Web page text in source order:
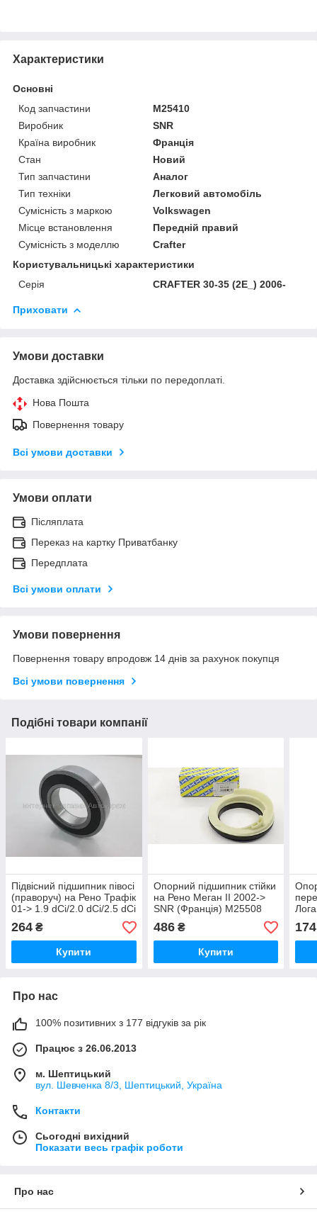
Характеристики
Основні
Код запчастини
M25410
Виробник
SNR
Країна виробник
Франція
Стан
Новий
Тип запчастини
Аналог
Тип техніки
Легковий автомобіль
Сумісність з маркою
Volkswagen
Місце встановлення
Передній правий
Сумісність з моделлю
Crafter
Користувальницькі характеристики
Серія
CRAFTER 30-35 (2E_) 2006-
Приховати
Умови доставки
Доставка здійснюється тільки по передоплаті.
Нова Пошта
Повернення товару
Всі умови доставки
Умови оплати
Післяплата
Переказ на картку Приватбанку
Передплата
Всі умови оплати
Умови повернення
Повернення товару впродовж 14 днів за рахунок покупця
Всі умови повернення
Подібні товари компанії
Підвісний підшипник півосі
(праворуч) на Рено Трафік
01-> 1.9 dCi/2.0 dCi/2.5 dCi
— SNR (Франція) -
6007EEC3
264 ₴
Купити
Опорний підшипник стійки
на Рено Меган II 2002->
SNR (Франція) M25508
486₴
Купити
174
Про нас
100% позитивних з 177 відгуків за рік
Працює з 26.06.2013
м. Шептицький
вул. Шевченка 8/3, Шептицький, Україна
Контакти
Сьогодні вихідний
Показати весь графік роботи
Про нас